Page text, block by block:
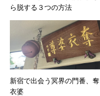
ら脱する３つの方法
新宿で出会う冥界の門番、奪
衣婆